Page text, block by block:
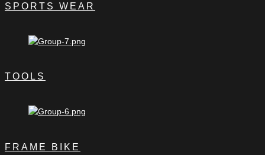
SPORTS WEAR
TOOLS
FRAME BIKE